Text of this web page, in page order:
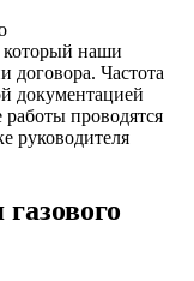
который наши
договора. Частота
документацией
проводятся
руководителя